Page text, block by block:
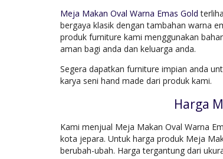
Meja Makan Oval Warna Emas Gold
bergaya klasik dengan tambahan warna
produk furniture kami menggunakan
aman bagi anda dan keluarga anda.
Segera dapatkan furniture impian anda
karya seni hand made dari produk kami.
Harga
Kami menjual Meja Makan Oval Warna
kota jepara. Untuk harga produk Meja
berubah-ubah. Harga tergantung dari